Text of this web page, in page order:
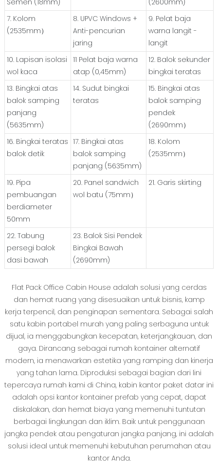
Semen (18mm)
(2600mm)
7. Kolom
(2535mm）
8. UPVC Windows +
Anti-pencurian
jaring
9. Pelat baja
warna langit -
langit
10. Lapisan isolasi
wol kaca
11 Pelat baja warna
atap (0,45mm)
12. Balok sekunder
bingkai teratas
13. Bingkai atas
balok samping
panjang
(5635mm)
14. Sudut bingkai
teratas
15. Bingkai atas
balok samping
pendek
(2690mm）
16. Bingkai teratas
balok detik
17. Bingkai atas
balok samping
panjang (5635mm)
18. Kolom
(2535mm）
19. Pipa
pembuangan
berdiameter
50mm
20. Panel sandwich
wol batu (75mm）
21. Garis skirting
22. Tabung
persegi balok
dasi bawah
23. Balok Sisi Pendek
Bingkai Bawah
(2690mm)
Flat Pack Office Cabin House adalah solusi yang cerdas
dan hemat ruang yang disesuaikan untuk bisnis, kamp
kerja terpencil, dan penginapan sementara. Sebagai salah
satu kabin portabel murah yang paling serbaguna untuk
dijual, ia menggabungkan kecepatan, keterjangkauan, dan
gaya. Dirancang sebagai rumah kontainer alternatif
modern, ia menawarkan estetika yang ramping dan kinerja
yang tahan lama. Diproduksi sebagai bagian dari lini
tepercaya rumah kami di China, kabin kantor paket datar ini
adalah opsi kantor kontainer prefab yang cepat, dapat
diskalakan, dan hemat biaya yang memenuhi tuntutan
berbagai lingkungan dan iklim. Baik untuk penggunaan
jangka pendek atau pengaturan jangka panjang, ini adalah
solusi ideal untuk memenuhi kebutuhan perumahan atau
kantor Anda.